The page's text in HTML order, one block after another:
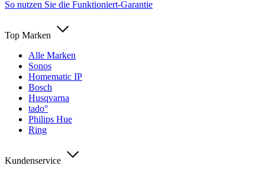
So nutzen Sie die Funktioniert-Garantie
Top Marken
Alle Marken
Sonos
Homematic IP
Bosch
Husqvarna
tado°
Philips Hue
Ring
Kundenservice